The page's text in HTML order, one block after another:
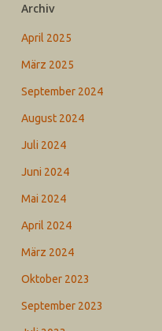
Archiv
April 2025
März 2025
September 2024
August 2024
Juli 2024
Juni 2024
Mai 2024
April 2024
März 2024
Oktober 2023
September 2023